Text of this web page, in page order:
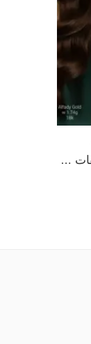
قلادة ذهب عيار 18 بتعليقات شعار الماركة (حرفي C متداخلين) | سلسلة ليرات ذهبية ناعمة